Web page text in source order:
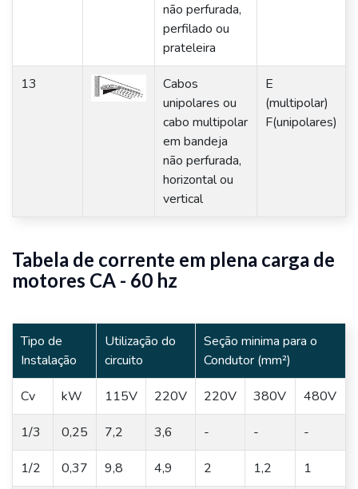
não perfurada,
perfilado ou
prateleira
13
Cabos
unipolares ou
cabo multipolar
em bandeja
não perfurada,
horizontal ou
vertical
E
(multipolar)
F(unipolares)
Tabela de corrente em plena carga de
motores CA - 60 hz
Tipo de
Instalação
Utilização do
circuito
Seção minima para o
Condutor (mm²)
Cv kW 115V 220V 220V 380V 480V
1/3 0,25 7,2 3,6 - - -
1/2 0,37 9,8 4,9 2 1,2 1